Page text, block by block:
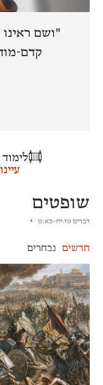
"ושם
קדם-
עיינו ב-281
שופטים
דברים טז:יח–כא:ט
חדשים נבחרים